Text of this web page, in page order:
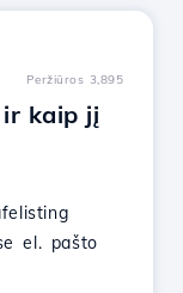
Peržiūros 3,895
kaip jį
el. pašto